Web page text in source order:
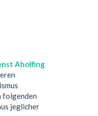
Aholfing
folgenden
jeglicher